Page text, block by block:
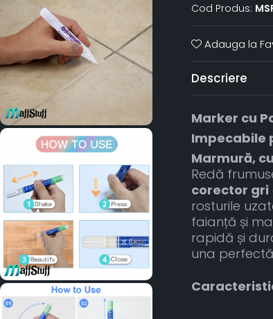
Cod Produs:
Adauga la
Descriere
Marker cu
Impecabile
Marmură,
Redă
corector gri
rosturile
faianță și
rapidă și
una